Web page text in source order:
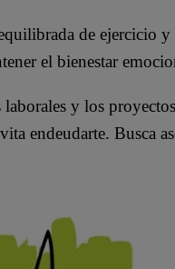
de ejercicio y
el bienestar
y los
endeudarte. Busca